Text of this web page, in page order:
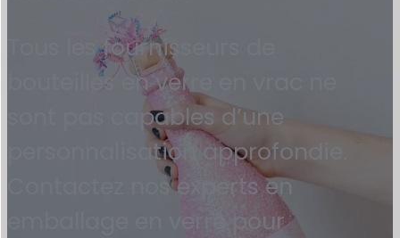
Tous les fournisseurs de
bouteilles en verre en vrac ne
sont pas capables d’une
personnalisation approfondie.
Contactez nos experts en
emballage en verre pour